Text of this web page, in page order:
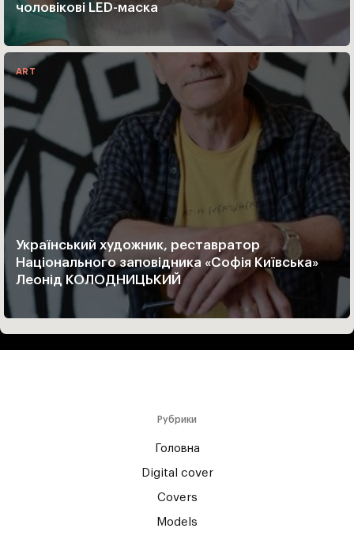
чоловікові LED-маска
ART
Український художник, реставратор
Національного заповідника «Софія Київська»
Леонід КОЛОДНИЦЬКИЙ
Рубрики
Головна
Digital cover
Covers
Models